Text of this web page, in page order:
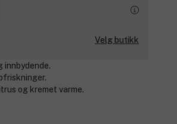
Velg butikk
innbydende.
og kremet varme.